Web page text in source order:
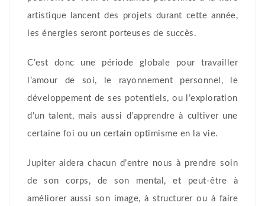
artistique lancent des projets durant cette année,
les énergies seront porteuses de succès.
C’est donc une période globale pour travailler
l’amour de soi, le rayonnement personnel, le
développement de ses potentiels, ou l’exploration
d’un talent, mais aussi d’apprendre à cultiver une
certaine foi ou un certain optimisme en la vie.
Jupiter aidera chacun d’entre nous à prendre soin
de son corps, de son mental, et peut-être à
améliorer aussi son image, à structurer ou à faire